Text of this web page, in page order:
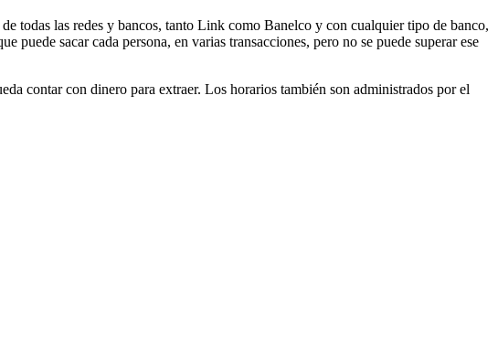
todas las redes y bancos, tanto Link como Banelco y con cualquier tipo de banco,
sacar cada persona, en varias transacciones, pero no se puede superar ese
contar con dinero para extraer. Los horarios también son administrados por el